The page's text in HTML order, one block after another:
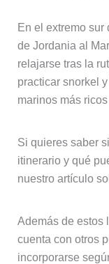
En el extremo
de Jordania al
relajarse tras la
practicar snorkel
marinos más
Si quieres saber
itinerario y qué
nuestro artículo
Además de estos
cuenta con otros
incorporarse